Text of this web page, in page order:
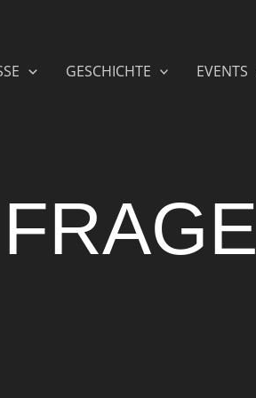
GESCHICHTE EVENTS